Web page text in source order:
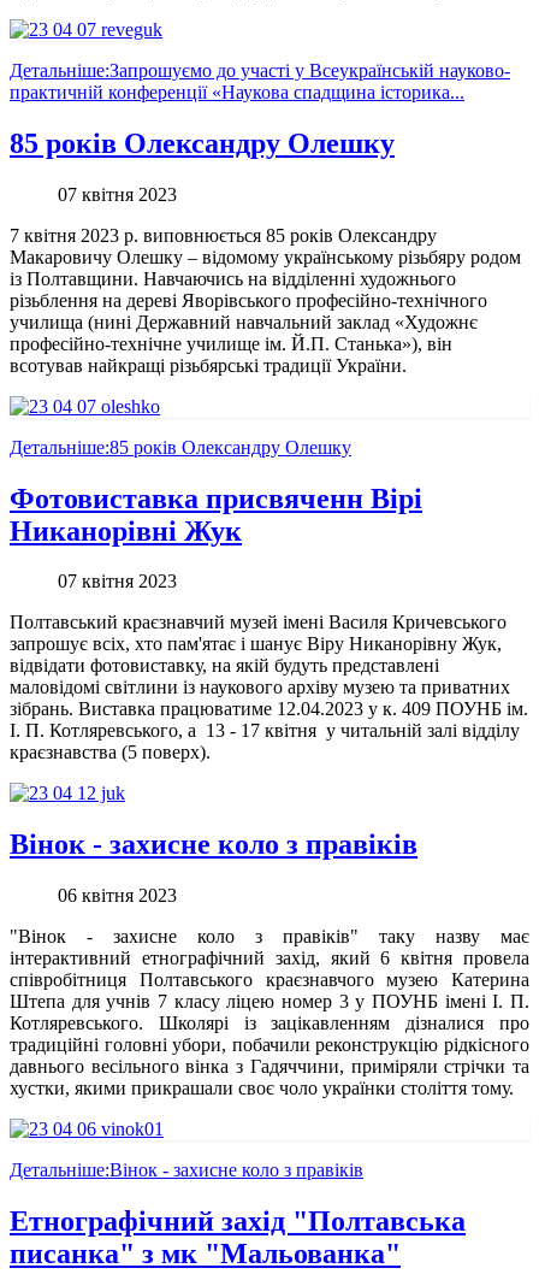
Детальніше:Запрошуємо до участі у Всеукраїнській науково-
практичній конференції «Наукова спадщина історика...
85 років Олександру Олешку
07 квітня 2023
7 квітня 2023 р. виповнюється 85 років Олександру
Макаровичу Олешку – відомому українському різьбяру родом
із Полтавщини. Навчаючись на відділенні художнього
різьблення на дереві Яворівського професійно-технічного
училища (нині Державний навчальний заклад «Художнє
професійно-технічне училище ім. Й.П. Станька»), він
всотував найкращі різьбярські традиції України.
Детальніше:85 років Олександру Олешку
Фотовиставка присвяченн Вірі
Никанорівні Жук
07 квітня 2023
Полтавський краєзнавчий музей імені Василя Кричевського
запрошує всіх, хто пам'ятає і шанує Віру Никанорівну Жук,
відвідати фотовиставку, на якій будуть представлені
маловідомі світлини із наукового архіву музею та приватних
зібрань. Виставка працюватиме 12.04.2023 у к. 409 ПОУНБ ім.
І. П. Котляревського, а 13 - 17 квітня у читальній залі відділу
краєзнавства (5 поверх).
Вінок - захисне коло з правіків
06 квітня 2023
"Вінок - захисне коло з правіків" таку назву має
інтерактивний етнографічний захід, який 6 квітня провела
співробітниця Полтавського краєзнавчого музею Катерина
Штепа для учнів 7 класу ліцею номер 3 у ПОУНБ імені І. П.
Котляревського. Школярі із зацікавленням дізналися про
традиційні головні убори, побачили реконструкцію рідкісного
давнього весільного вінка з Гадяччини, приміряли стрічки та
хустки, якими прикрашали своє чоло українки століття тому.
Детальніше:Вінок - захисне коло з правіків
Етнографічний захід "Полтавська
писанка" з мк "Мальованка"